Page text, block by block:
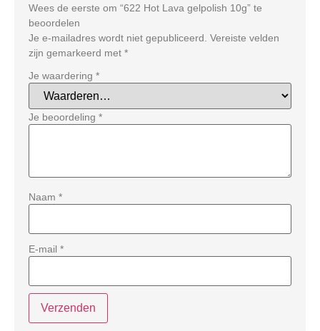
Wees de eerste om “622 Hot Lava gelpolish 10g” te
beoordelen
Je e-mailadres wordt niet gepubliceerd. Vereiste velden
zijn gemarkeerd met *
Je waardering *
Je beoordeling *
Naam *
E-mail *